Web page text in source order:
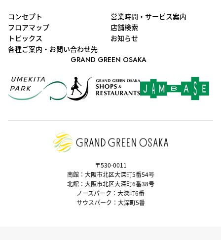
〒530-0011
南館：大阪市北区大深町5番54号
北館：大阪市北区大深町6番38号
ノースパーク：大深町6番
サウスパーク：大深町5番
コンセプト
営業時間・サービス案内
フロアマップ
店舗検索
トピックス
お知らせ
各種ご案内・お問い合わせ先
GRAND GREEN OSAKA